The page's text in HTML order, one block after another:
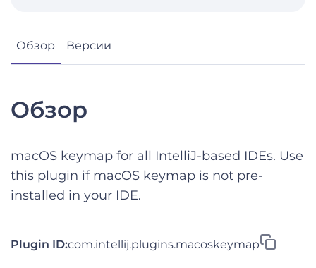
Обзор Версии
Обзор
macOS keymap for all IntelliJ-based IDEs. Use
this plugin if macOS keymap is not pre-
installed in your IDE.
Plugin ID:com.intellij.plugins.macoskeymap